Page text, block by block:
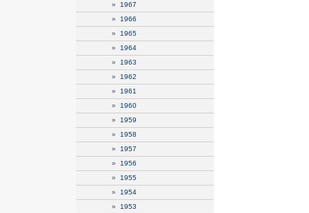
» 1967
» 1966
» 1965
» 1964
» 1963
» 1962
» 1961
» 1960
» 1959
» 1958
» 1957
» 1956
» 1955
» 1954
» 1953